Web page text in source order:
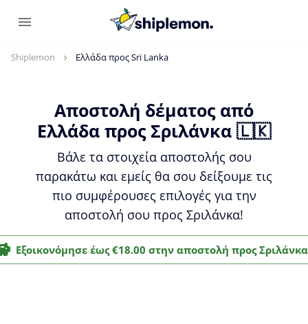
Shiplemon Ελλάδα προς Sri Lanka
Αποστολή δέματος από
Ελλάδα προς Σριλάνκα 🇱🇰
Βάλε τα στοιχεία αποστολής σου
παρακάτω και εμείς θα σου δείξουμε τις
πιο συμφέρουσες επιλογές για την
αποστολή σου προς Σριλάνκα!
Εξοικονόμησε έως €18.00 στην αποστολή προς Σριλάνκα